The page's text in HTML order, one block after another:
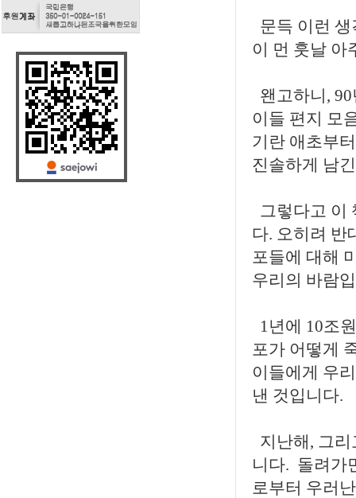
문득 이런
이 먼 훗날 아
왠고하니,
이들 편지 모
기란 애초부
진솔하게 남
그렇다고 이
다. 오히려 반
포들에 대해
우리의 바람
1년에 10조
포가 어떻게
이들에게 우
낸 것입니다.
지난해, 그
니다. 돌려가
로부터 우러